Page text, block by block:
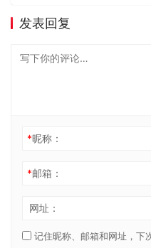
发表回复
*昵称：
*邮箱：
网址：
记住昵称、邮箱和网址，下